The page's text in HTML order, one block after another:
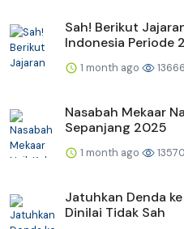
Sah! Berikut
Indonesia Periode
1 month ago 13666
Nasabah Mekaar
Sepanjang 2025
1 month ago 13570
Jatuhkan Denda
Dinilai Tidak Sah